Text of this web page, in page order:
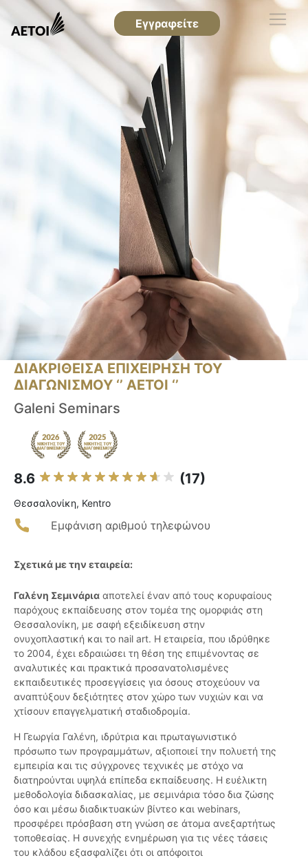
Εγγραφείτε
ΔΙΑΚΡΙΘΕΙΣΑ ΕΠΙΧΕΙΡΗΣΗ ΤΟΥ
ΔΙΑΓΩΝΙΣΜΟΥ ‘’ ΑΕΤΟΙ ‘’
Galeni Seminars
8.6 (17)
Θεσσαλονίκη, Kentro
Εμφάνιση αριθμού τηλεφώνου
Σχετικά με την εταιρεία:
Γαλένη Σεμινάρια αποτελεί έναν από τους κορυφαίους
παρόχους εκπαίδευσης στον τομέα της ομορφιάς στη
Θεσσαλονίκη, με σαφή εξειδίκευση στην
ονυχοπλαστική και το nail art. Η εταιρεία, που ιδρύθηκε
το 2004, έχει εδραιώσει τη θέση της επιμένοντας σε
αναλυτικές και πρακτικά προσανατολισμένες
εκπαιδευτικές προσεγγίσεις για όσους στοχεύουν να
αναπτύξουν δεξιότητες στον χώρο των νυχιών και να
χτίσουν επαγγελματική σταδιοδρομία.
Η Γεωργία Γαλένη, ιδρύτρια και πρωταγωνιστικό
πρόσωπο των προγραμμάτων, αξιοποιεί την πολυετή της
εμπειρία και τις σύγχρονες τεχνικές με στόχο να
διατηρούνται υψηλά επίπεδα εκπαίδευσης. Η ευέλικτη
μεθοδολογία διδασκαλίας, με σεμινάρια τόσο δια ζώσης
όσο και μέσω διαδικτυακών βίντεο και webinars,
προσφέρει πρόσβαση στη γνώση σε άτομα ανεξαρτήτως
τοποθεσίας. Η συνεχής ενημέρωση για τις νέες τάσεις
του κλάδου εξασφαλίζει ότι οι απόφοιτοι